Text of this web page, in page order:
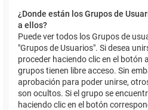
¿Donde están los Grupos de
a ellos?
Puede ver todos los Grupos de
"Grupos de Usuarios". Si desea
proceder haciendo clic en el botón
grupos tienen libre acceso. Sin
aprobación para poder unirse,
son ocultos. Si el grupo se
haciendo clic en el botón